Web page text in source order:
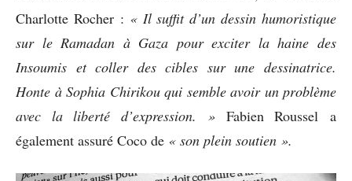
Charlotte Rocher : « Il suffit d’un dessin humoristique
sur le Ramadan à Gaza pour exciter la haine des
Insoumis et coller des cibles sur une dessinatrice.
Honte à Sophia Chirikou qui semble avoir un problème
avec la liberté d’expression. »Fabien Roussel a
également assuré Coco de « son plein soutien ».